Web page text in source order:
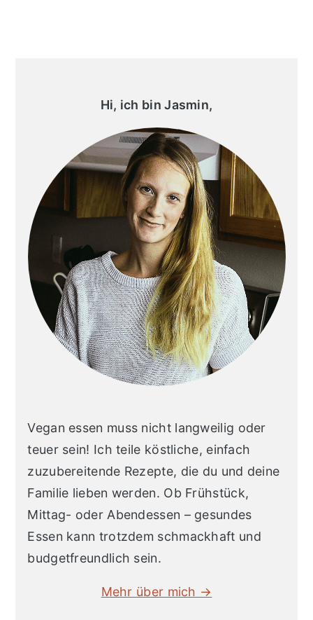
Hi, ich bin Jasmin,
Vegan essen muss nicht langweilig oder
teuer sein! Ich teile köstliche, einfach
zuzubereitende Rezepte, die du und deine
Familie lieben werden. Ob Frühstück,
Mittag- oder Abendessen – gesundes
Essen kann trotzdem schmackhaft und
budgetfreundlich sein.
Mehr über mich →